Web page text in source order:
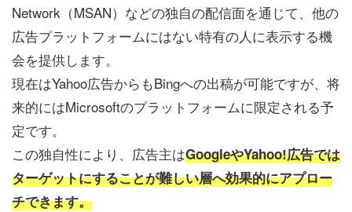
Network（MSAN）などの独自の配信面を通じて、他の
広告プラットフォームにはない特有の人に表示する機
会を提供します。
現在はYahoo広告からもBingへの出稿が可能ですが、将
来的にはMicrosoftのプラットフォームに限定される予
定です。
この独自性により、広告主はGoogleやYahoo!広告では
ターゲットにすることが難しい層へ効果的にアプロー
チできます。